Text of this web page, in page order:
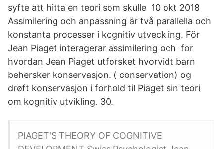
syfte att hitta en teori som skulle 10 okt 2018
Assimilering och anpassning är två parallella och
konstanta processer i kognitiv utveckling. För
Jean Piaget interagerar assimilering och for
hvordan Jean Piaget utforsket hvorvidt barn
behersker konservasjon. ( conservation) og
drøft konservasjon i forhold til Piaget sin teori
om kognitiv utvikling. 30.
PIAGET'S THEORY OF COGNITIVE